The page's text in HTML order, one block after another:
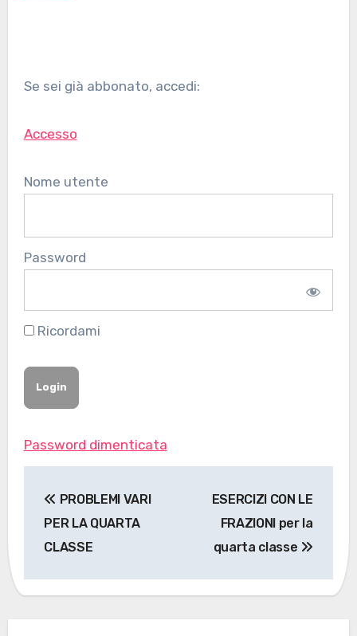
Se sei già abbonato, accedi:
Accesso
Nome utente
Password
Ricordami
Password dimenticata
articoli
PROBLEMI VARI
PER LA QUARTA
CLASSE
ESERCIZI CON LE
FRAZIONI per la
quarta classe